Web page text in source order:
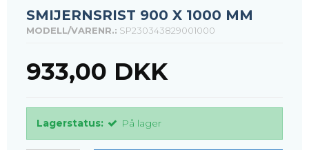
SMIJERNSRIST 900 X 1000 MM
MODELL/VARENR.: SP230343829001000
933,00 DKK
Lagerstatus: På lager